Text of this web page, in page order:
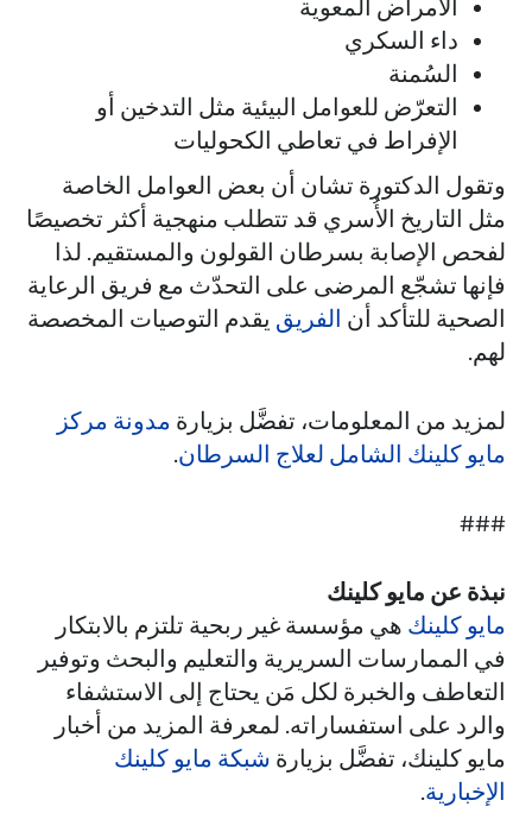
الأمراض المعوية
داء السكري
السُمنة
التعرّض للعوامل البيئية مثل التدخين أو
الإفراط في تعاطي الكحوليات
وتقول الدكتورة تشان أن بعض العوامل الخاصة
مثل التاريخ الأُسري قد تتطلب منهجية أكثر تخصيصًا
لفحص الإصابة بسرطان القولون والمستقيم. لذا
فإنها تشجّع المرضى على التحدّث مع فريق الرعاية
الصحية للتأكد أن الفريق يقدم التوصيات المخصصة
لهم.
لمزيد من المعلومات، تفضَّل بزيارة مدونة مركز
مايو كلينك الشامل لعلاج السرطان.
###
نبذة عن مايو كلينك
مايو كلينك هي مؤسسة غير ربحية تلتزم بالابتكار
في الممارسات السريرية والتعليم والبحث وتوفير
التعاطف والخبرة لكل مَن يحتاج إلى الاستشفاء
والرد على استفساراته. لمعرفة المزيد من أخبار
مايو كلينك، تفضَّل بزيارة شبكة مايو كلينك
الإخبارية.